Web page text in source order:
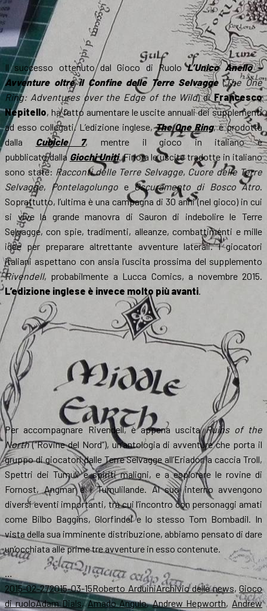
Il successo ottenuto dal Gioco di RuoloL’Unico Anello –
Avventure oltre il Confine delle Terre Selvagge(The One
Ring: Adventures over the Edge of the Wild) di Francesco
Nepitello, ha fatto aumentare le uscite annuali dei supplementi
ad esso collegati. L’edizione inglese,The One Ring, è prodotta
dalla Cubicle 7, mentre il gioco in italiano è
pubblicato dalla Giochi Uniti. Finora le uscite tradotte in italiano
sono state: Racconti delle Terre Selvagge, Cuore delle Terre
Selvagge, Pontelagolungo eOscuramento di Bosco Atro.
Soprattutto, l’ultima è una campagna di 30 anni (nel gioco) in cui
si vive la grande manovra di Sauron di indebolire le Terre
Selvagge, con spie, tradimenti, alleanze, combattimenti e mille
idee per preparare altrettante avventure laterali. I giocatori
italiani aspettano con ansia l’uscita prossima del supplemento
Rivendell, probabilmente a Lucca Comics, a novembre 2015.
L’edizione inglese è invece molto più avanti.
Per accompagnare Rivendell, è appena uscitaRuins of the
North(“Rovine del Nord”), un’antologia di avventure che porta il
gruppo di giocatori dalle Terre Selvagge all’Eriador, a caccia Troll,
Spettri dei Tumuli e spiriti maligni, e a esplorare le rovine di
Fornost, Angmar e i Tumulilande. Al suo interno avvengono
diversi eventi importanti, tra cui l’incontro con personaggi amati
come Bilbo Baggins, Glorfindel e lo stesso Tom Bombadil. In
vista della sua imminente distribuzione, abbiamo pensato di dare
un’occhiata alle prime tre avventure in esso contenute.
…
Scritto
il
2015-02-272015-03-15Autore
Roberto ArduiniCategorie
Archivio delle news, Gioco
di ruoloTag
Adam Dials,Amado Angulo,Andrew Hepworth, Andrew